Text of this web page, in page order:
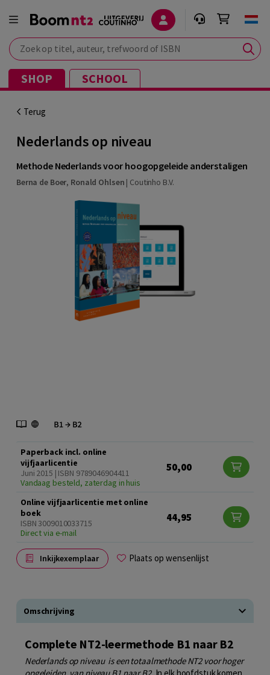
Zoek op titel, auteur, trefwoord of ISBN
SHOP SCHOOL
Terug
Nederlands op niveau
Methode Nederlands voor hoogopgeleide anderstaligen
Berna de Boer, Ronald Ohlsen | Coutinho B.V.
Paperback incl. online
vijfjaarlicentie
Juni 2015 | ISBN 9789046904411
Vandaag besteld, zaterdag in huis
50,00
Online vijfjaarlicentie met online
boek
ISBN 3009010033715
Direct via e-mail
44,95
Inkijkexemplaar Plaats op wensenlijst
Omschrijving
Complete NT2-leermethode B1 naar B2
Nederlands op niveau is een totaalmethode NT2 voor hoger